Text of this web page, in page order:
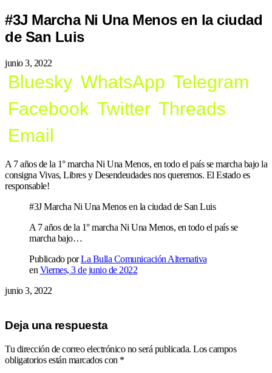
#3J Marcha Ni Una Menos en la ciudad
de San Luis
junio 3, 2022
Bluesky WhatsApp Telegram
Facebook Twitter Threads
Email
A 7 años de la 1° marcha Ni Una Menos, en todo el país se marcha bajo la
consigna Vivas, Libres y Desendeudades nos queremos. El Estado es
responsable!
#3J Marcha Ni Una Menos en la ciudad de San Luis
A 7 años de la 1° marcha Ni Una Menos, en todo el país se
marcha bajo…
Publicado porLa Bulla Comunicación Alternativa
en Viernes, 3 de junio de 2022
junio 3, 2022
Deja una respuesta
Tu dirección de correo electrónico no será publicada. Los campos
obligatorios están marcados con *